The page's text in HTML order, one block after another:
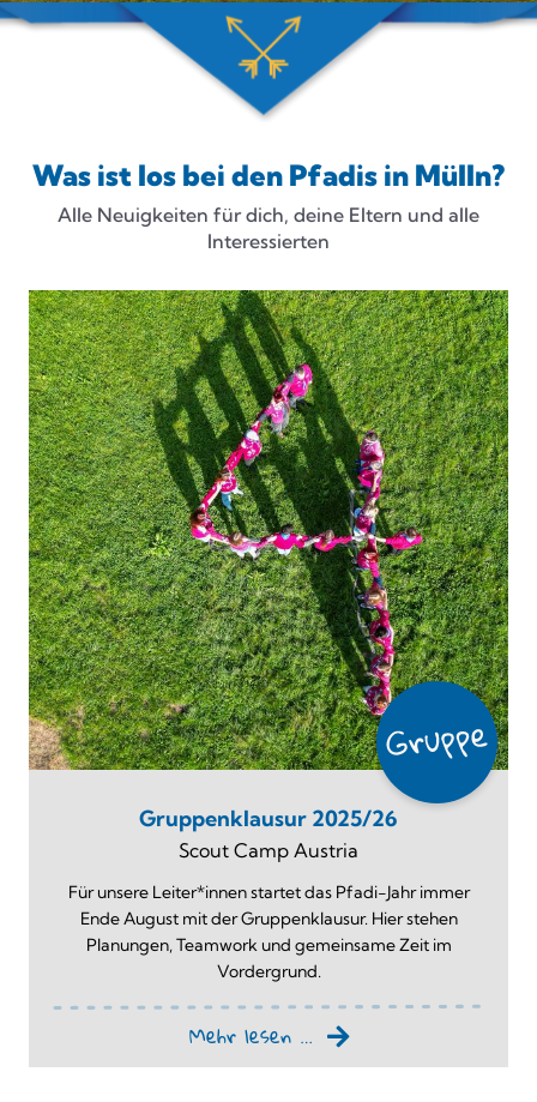
Was ist los bei den Pfadis in Mülln?
Alle Neuigkeiten für dich, deine Eltern und alle
Interessierten
Gruppenklausur 2025/26
Scout Camp Austria
Für unsere Leiter*innen startet das Pfadi-Jahr immer
Ende August mit der Gruppenklausur. Hier stehen
Planungen, Teamwork und gemeinsame Zeit im
Vordergrund.
Mehr lesen …